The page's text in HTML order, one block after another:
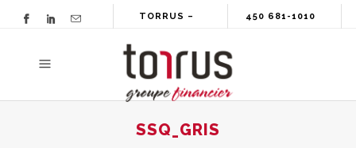
TORRUS – 450 681-1010
SSQ_GRIS